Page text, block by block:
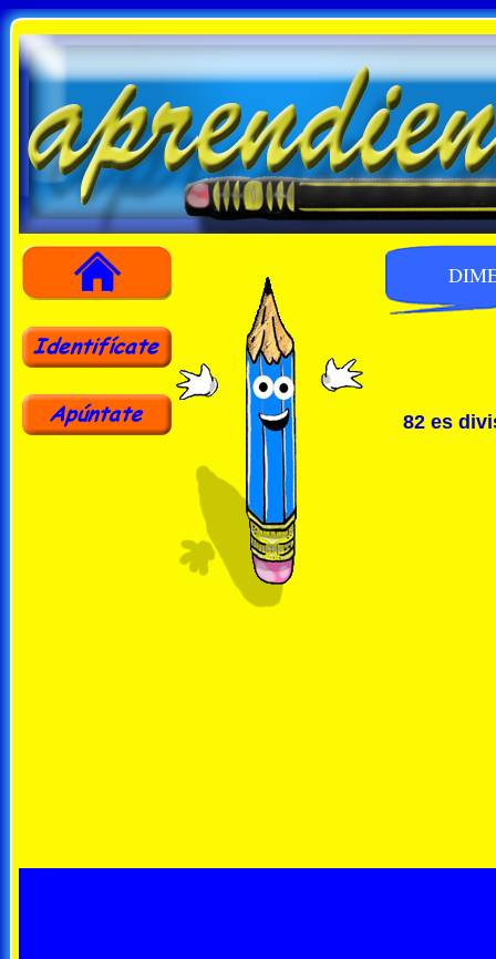
82 es